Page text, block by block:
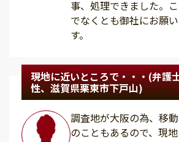
事、処理できました。
でなくとも御社にお願
す。
現地に近いところで・・・(弁護
性、滋賀県栗東市下戸山)
調査地が大阪の為、移
のこともあるので、現